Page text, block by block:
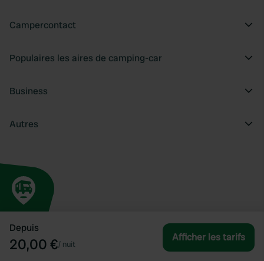
Depuis
20,00 €/ nuit
Afficher les tarifs
Campercontact
Populaires les aires de camping-car
Business
Autres